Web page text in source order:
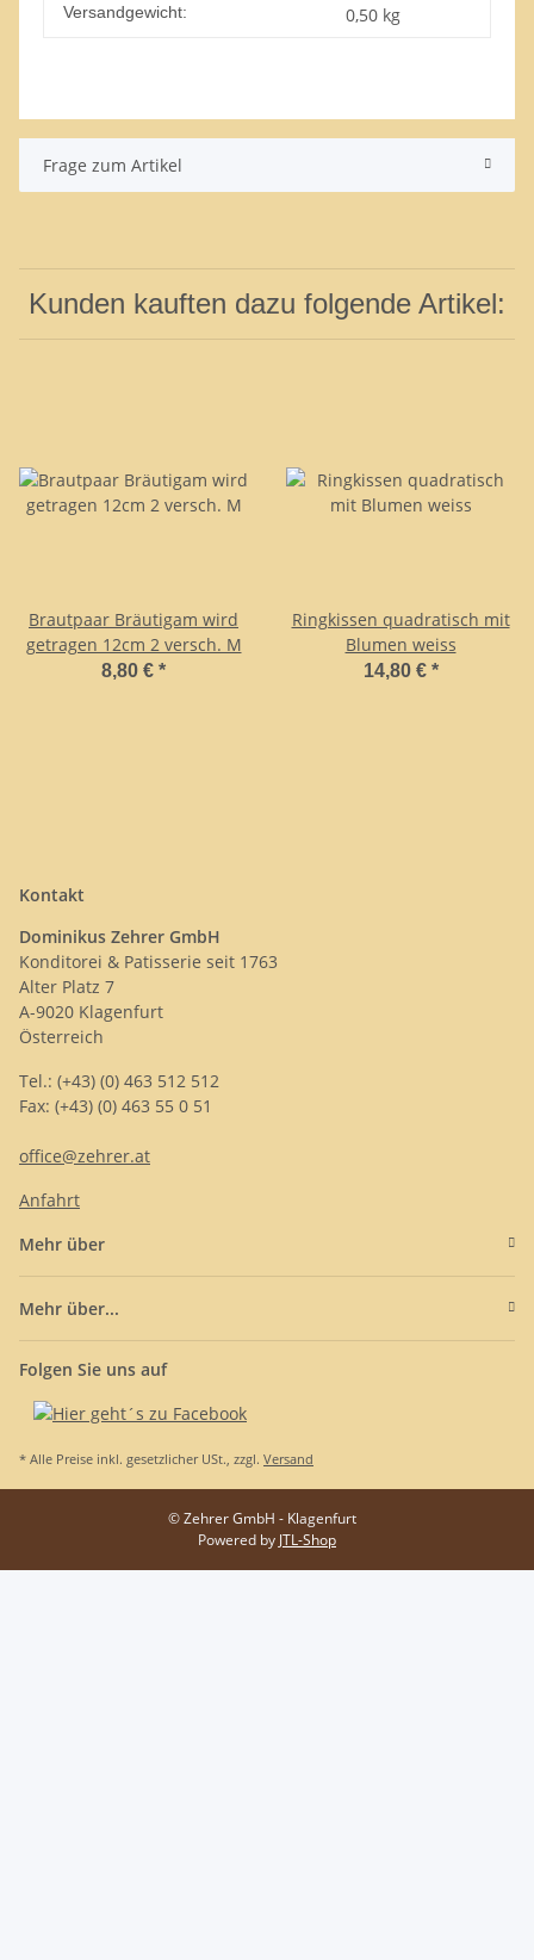
Versandgewicht: 0,50 kg
Frage zum Artikel
Kunden kauften dazu folgende Artikel:
Brautpaar Bräutigam wird
getragen 12cm 2 versch. M
8,80 € *
Ringkissen quadratisch mit
Blumen weiss
14,80 € *
Kontakt
Dominikus Zehrer GmbH
Konditorei & Patisserie seit 1763
Alter Platz 7
A-9020 Klagenfurt
Österreich
Tel.: (+43) (0) 463 512 512
Fax: (+43) (0) 463 55 0 51
office@zehrer.at
Anfahrt
Mehr über
Mehr über...
Folgen Sie uns auf
* Alle Preise inkl. gesetzlicher USt., zzgl. Versand
© Zehrer GmbH - Klagenfurt
Powered by JTL-Shop